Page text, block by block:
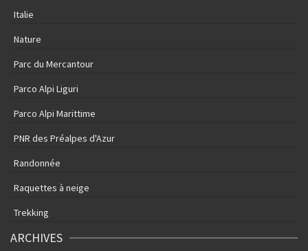
Italie
Nature
Parc du Mercantour
Parco Alpi Liguri
Parco Alpi Marittime
PNR des Préalpes d'Azur
Randonnée
Raquettes à neige
Trekking
ARCHIVES